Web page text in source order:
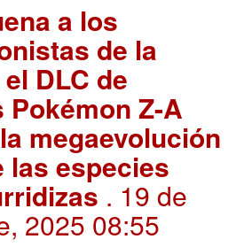
a los
de la
DLC de
Pokémon Z-A
megaevolución
las especies
. 19 de
2025 08:55